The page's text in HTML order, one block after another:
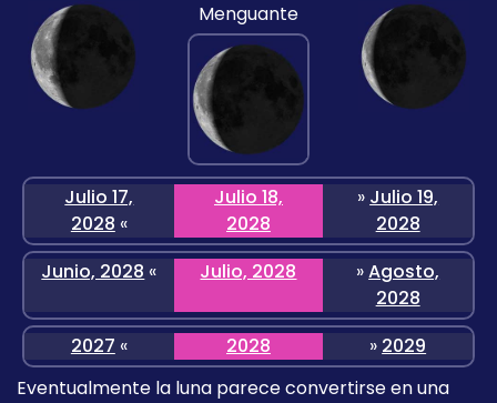
Menguante
Julio 17,
2028 «
Julio 18,
2028
» Julio 19,
2028
Junio, 2028 « Julio, 2028 »Agosto,
2028
2027 « 2028 » 2029
Eventualmente la luna parece convertirse en una